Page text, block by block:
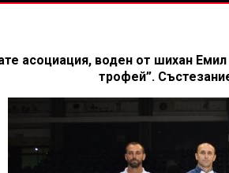
асоциация, воден от шихан
трофей”.